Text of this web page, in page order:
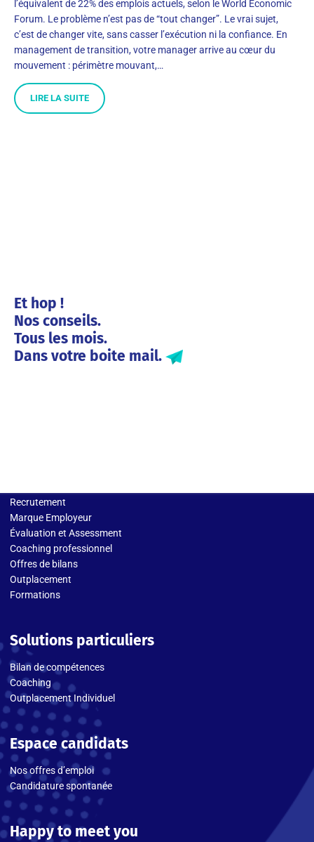
l’équivalent de 22% des emplois actuels, selon le World Economic
Forum. Le problème n’est pas de “tout changer”. Le vrai sujet,
c’est de changer vite, sans casser l’exécution ni la confiance. En
management de transition, votre manager arrive au cœur du
mouvement : périmètre mouvant,…
LIRE LA SUITE
Et hop !
Nos conseils.
Tous les mois.
Dans votre boite mail.
Recrutement
Marque Employeur
Évaluation et Assessment
Coaching professionnel
Offres de bilans
Outplacement
Formations
Solutions particuliers
Bilan de compétences
Coaching
Outplacement Individuel
Espace candidats
Nos offres d’emploi
Candidature spontanée
Happy to meet you